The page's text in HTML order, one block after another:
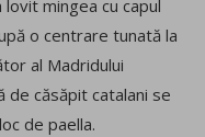
mingea cu capul
o centrare tunată la
al Madridului
căsăpit catalani se
de paella.